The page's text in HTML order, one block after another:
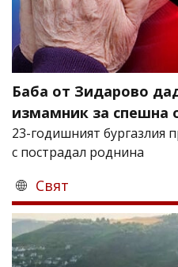
Баба от Зидарово
измамник за спешна
23-годишният бургазлия
с пострадал роднина
Свят